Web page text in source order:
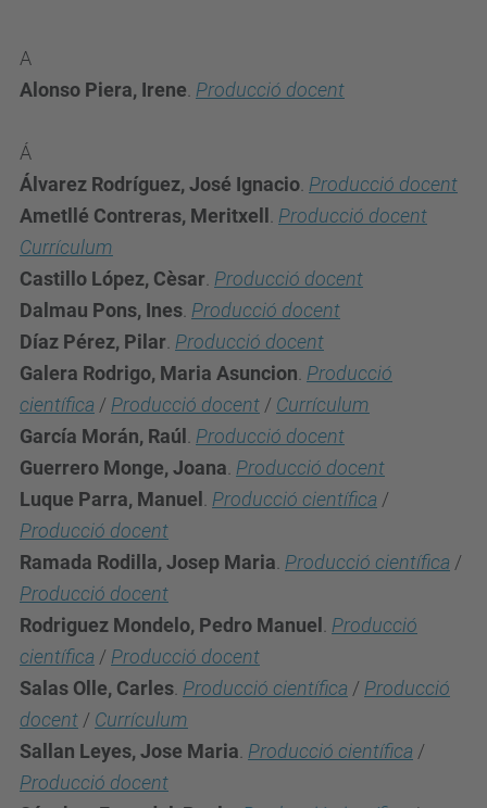
A
Alonso Piera, Irene Producció docent
Á
Álvarez Rodríguez, José Ignacio Producció docent
Ametllé Contreras, Meritxell
Producció docent
Currículum
Castillo López, Cèsar Producció docent
Dalmau Pons, Ines Producció docent
Díaz Pérez, Pilar Producció docent
Galera Rodrigo, Maria Asuncion Producció
científica / Producció docent / Currículum
García Morán, Raúl
Producció docent
Guerrero Monge, Joana Producció docent
Luque Parra, Manuel
Producció científica /
Producció docent
Ramada Rodilla, Josep Maria Producció científica /
Producció docent
Rodriguez Mondelo, Pedro Manuel
Producció
científica / Producció docent
Salas Olle, Carles Producció científica / Producció
docent / Currículum
Sallan Leyes, Jose Maria Producció científica /
Producció docent